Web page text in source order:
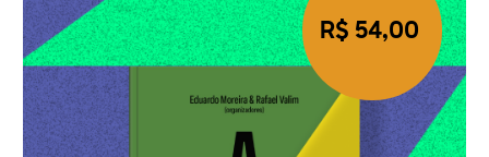
R$ 54,00